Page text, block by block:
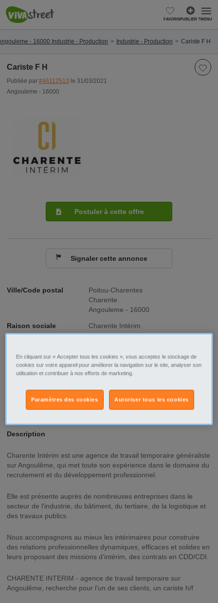
FAVORISPUBLIER ?MENU
- 16000 Industrie - Production Industrie - Production Cariste F H
Cariste F H
Publiée par #46112513 le 31/03/2021
Angouleme - 16000
Ville/Code postal
Poitou-Charentes
Charente
Angouleme - 16000
Raison sociale Charente Intérim
Fonction Industrie - Production
Description
Charente Intérim est une agence de travail temporaire généraliste
sur Angoulême, qui met toute son expérience dans le domaine du
recrutement et du développement professionnel.
Elle est présente auprès de nombreuses entreprises dans le
secteur de l'industrie, du bâtiment, du tertiaire, de la logistique et
des travaux publics.
Nous accompagnons au mieux les intérimaires pour construire
des relations professionnelles dynamiques, efficaces et solides en
leurs proposant des missions d'intérim, des contrats en CDD/CDI.
CHARENTE INTERIM - agence de travail temporaire sur
Angoulême, recherche pour l'un de ses clients, un cariste h/f
Postuler à cette offre
Signaler cette annonce
En cliquant sur « Accepter tous les cookies », vous acceptez le stockage de
cookies sur votre appareil pour améliorer la navigation sur le site, analyser son
utilisation et contribuer à nos efforts de marketing.
Autoriser tous les cookies
Paramètres des cookies